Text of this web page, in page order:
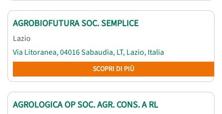
AGROBIOFUTURA SOC. SEMPLICE
Lazio
Via Litoranea, 04016 Sabaudia, LT, Lazio, Italia
SCOPRI DI PIÙ
AGROLOGICA OP SOC. AGR. CONS. A RL